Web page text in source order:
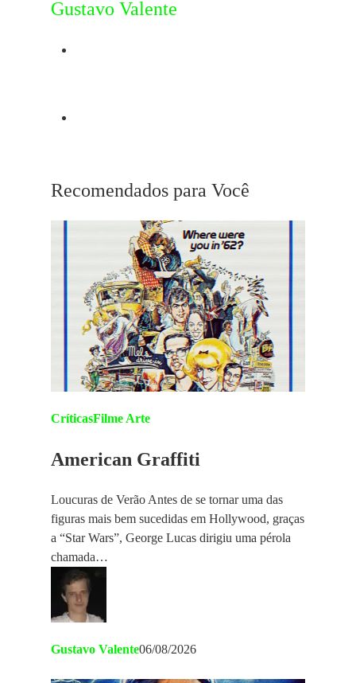
Gustavo Valente
Recomendados para Você
CríticasFilme Arte
American Graffiti
Loucuras de Verão Antes de se tornar uma das
figuras mais bem sucedidas em Hollywood, graças
a “Star Wars”, George Lucas dirigiu uma pérola
chamada…
Gustavo Valente06/08/2026